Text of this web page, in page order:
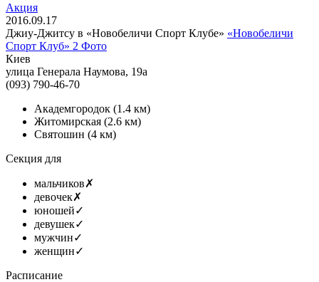
Акция
2016.09.17
Джиу-Джитсу в «Новобеличи Спорт Клубе» «Новобеличи
Спорт Клуб» 2 Фото
Киев
улица Генерала Наумова, 19а
(093) 790-46-70
Академгородок (1.4 км)
Житомирская (2.6 км)
Святошин (4 км)
Секция для
мальчиков✗
девочек✗
юношей✓
девушек✓
мужчин✓
женщин✓
Расписание